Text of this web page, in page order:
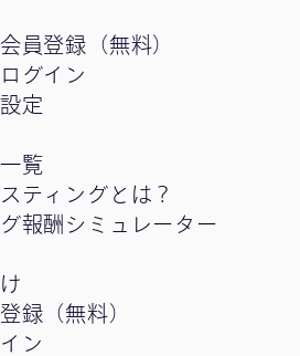
員登録（無料）
グイン
定
覧
ティングとは？
報酬シミュレーター
録（無料）
ン